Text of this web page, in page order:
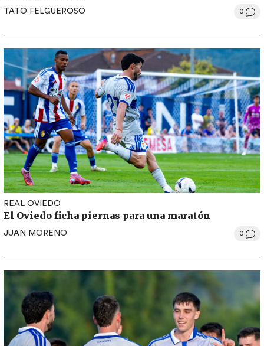
TATO FELGUEROSO 0
REAL OVIEDO
El Oviedo ficha piernas para una maratón
JUAN MORENO 0